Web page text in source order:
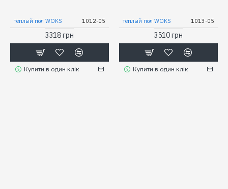
теплый пол WOKS 1012-05
3318 грн
Купити в один клік
теплый пол WOKS 1013-05
3510 грн
Купити в один клік